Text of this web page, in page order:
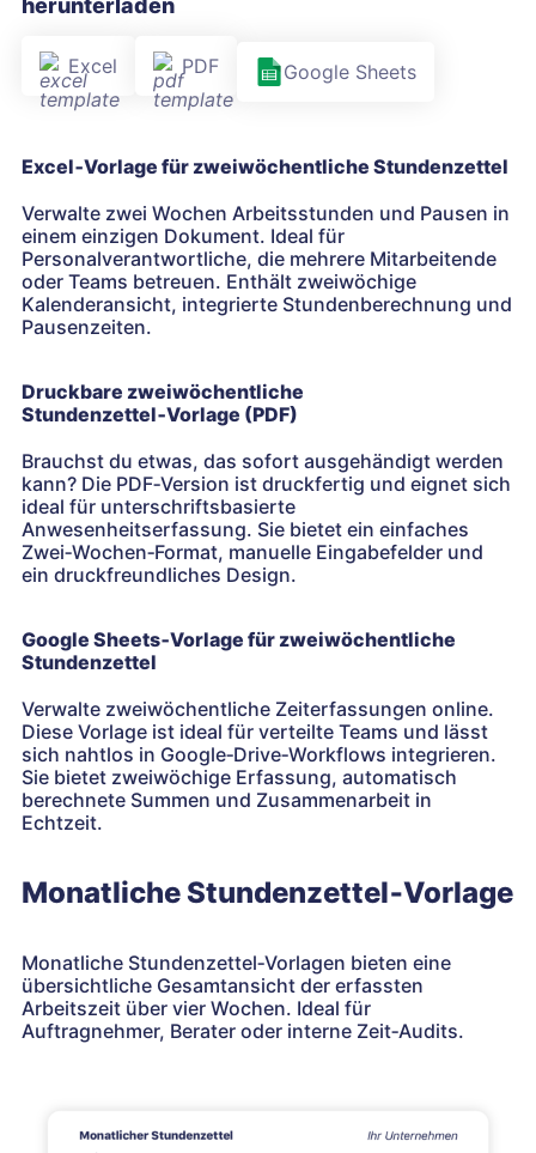
Excel PDF Google Sheets
Excel‑Vorlage für zweiwöchentliche Stundenzettel
Verwalte zwei Wochen Arbeitsstunden und Pausen in
einem einzigen Dokument. Ideal für
Personalverantwortliche, die mehrere Mitarbeitende
oder Teams betreuen. Enthält zweiwöchige
Kalenderansicht, integrierte Stundenberechnung und
Pausenzeiten.
Druckbare zweiwöchentliche
Stundenzettel‑Vorlage (PDF)
Brauchst du etwas, das sofort ausgehändigt werden
kann? Die PDF‑Version ist druckfertig und eignet sich
ideal für unterschriftsbasierte
Anwesenheitserfassung. Sie bietet ein einfaches
Zwei‑Wochen‑Format, manuelle Eingabefelder und
ein druckfreundliches Design.
Google Sheets‑Vorlage für zweiwöchentliche
Stundenzettel
Verwalte zweiwöchentliche Zeiterfassungen online.
Diese Vorlage ist ideal für verteilte Teams und lässt
sich nahtlos in Google‑Drive‑Workflows integrieren.
Sie bietet zweiwöchige Erfassung, automatisch
berechnete Summen und Zusammenarbeit in
Echtzeit.
Monatliche Stundenzettel‑Vorlage
Monatliche Stundenzettel‑Vorlagen bieten eine
übersichtliche Gesamtansicht der erfassten
Arbeitszeit über vier Wochen. Ideal für
Auftragnehmer, Berater oder interne Zeit‑Audits.